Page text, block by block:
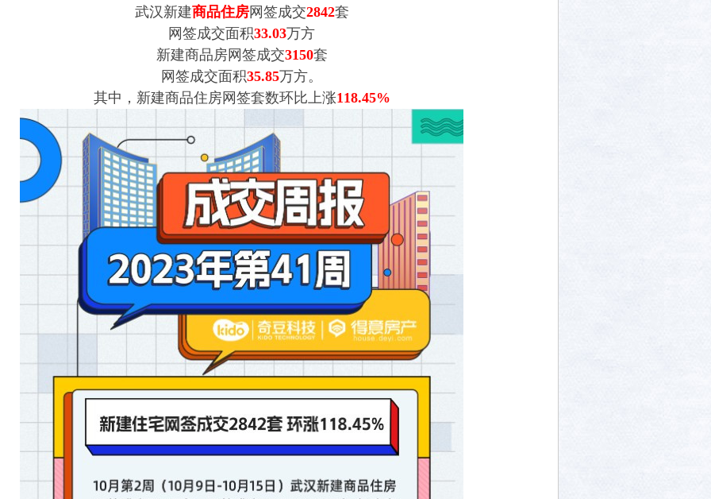
武汉新建商品住房网签成交2842套
网签成交面积33.03万方
新建商品房网签成交3150套
网签成交面积35.85万方。
其中，新建商品住房网签套数环比上涨118.45%